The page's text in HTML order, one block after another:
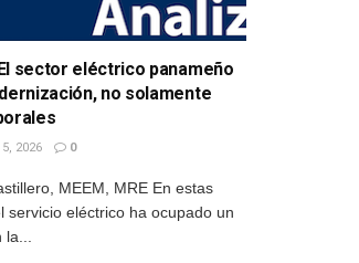
sector eléctrico panameño
no solamente
2026 0
MEEM, MRE En estas
servicio eléctrico ha ocupado un